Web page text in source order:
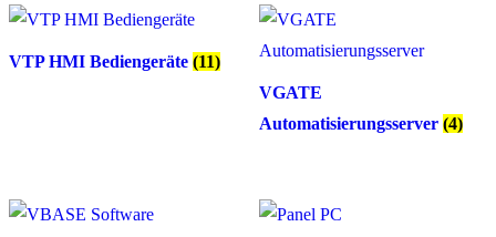
VTP HMI Bediengeräte (11)
VGATE
Automatisierungsserver (4)